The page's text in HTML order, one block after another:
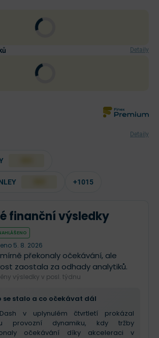
Detaily
Detaily
+1015
finanční výsledky
5. 8. 2026
překonaly očekávání, ale
zaostala za odhady analytiků.
výsledky v posl. týdnu
se stalo a co očekávat dál
v uplynulém čtvrtletí prokázal
provozní dynamiku, kdy tržby
očekávání díky akceleraci v